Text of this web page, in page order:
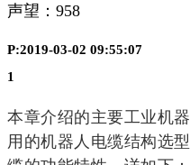
声望： 958
P:2019-03-02 09:55:07
1
本章介绍的主要工业机
用的机器人电缆结构选